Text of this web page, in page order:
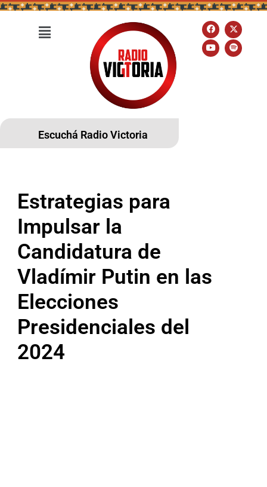
Escuchá Radio Victoria
Estrategias para
Impulsar la
Candidatura de
Vladímir Putin en las
Elecciones
Presidenciales del
2024